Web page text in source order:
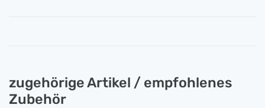
zugehörige Artikel / empfohlenes
Zubehör